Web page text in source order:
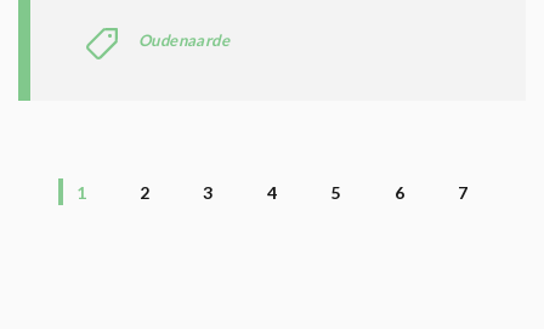
Oudenaarde
1 2 3 4 5 6 7